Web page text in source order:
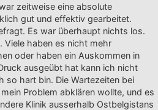
zeitweise eine absolute
gut und effektiv gearbeitet.
Es war überhaupt nichts los.
Viele haben es nicht mehr
oder haben ein Auskommen in
ausgeübt hat kann ich nicht
so hart bin. Die Wartezeiten bei
Problem abklären wollte, und es
Klinik ausserhalb Ostbelgistans